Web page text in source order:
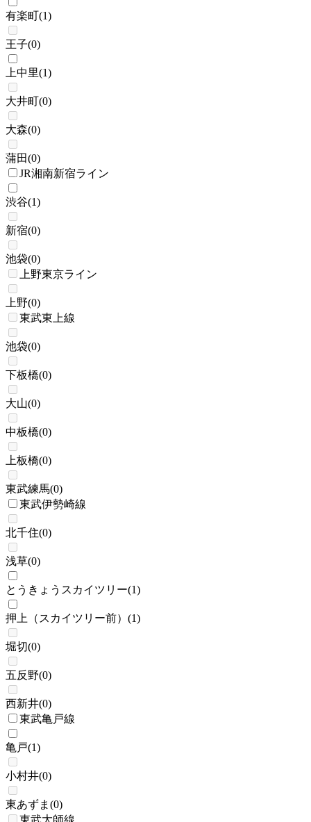
有楽町(1)
王子(0)
上中里(1)
大井町(0)
大森(0)
蒲田(0)
JR湘南新宿ライン
渋谷(1)
新宿(0)
池袋(0)
上野東京ライン
上野(0)
東武東上線
池袋(0)
下板橋(0)
大山(0)
中板橋(0)
上板橋(0)
東武練馬(0)
東武伊勢崎線
北千住(0)
浅草(0)
とうきょうスカイツリー(1)
押上（スカイツリー前） (1)
堀切(0)
五反野(0)
西新井(0)
東武亀戸線
亀戸(1)
小村井(0)
東あずま (0)